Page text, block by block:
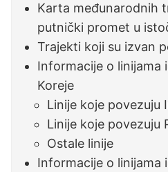
Karta međunarodnih
putnički promet u
Trajekti koji su izvan
Informacije o linijama
Koreje
Linije koje povezuju
Linije koje povezuju
Ostale linije
Informacije o linijama